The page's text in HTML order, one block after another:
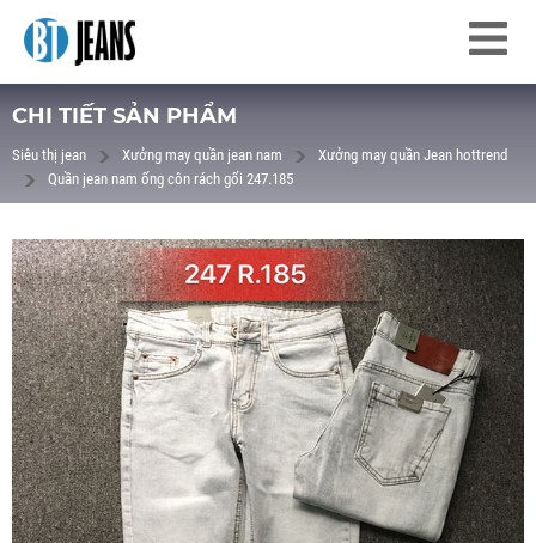
CHI TIẾT SẢN PHẨM
Siêu thị jean Xưởng may quần jean nam
Xưởng may quần Jean hottrend
Quần jean nam ống côn rách gối 247.185